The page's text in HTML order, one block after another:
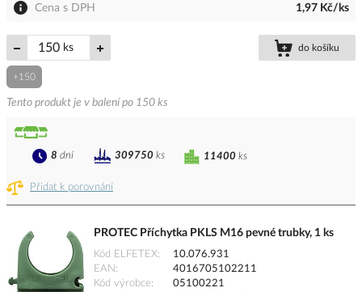
Cena s DPH 1,97 Kč/ks
ks do košíku
+150
Tento produkt je v balení po 150 ks
Přidat k porovnání
11400 ks
8 dní 309750 ks
PROTEC Příchytka PKLS M16 pevné trubky, 1 ks
Kód ELFETEX
10.076.931
EAN
4016705102211
Kód výrobce
05100221